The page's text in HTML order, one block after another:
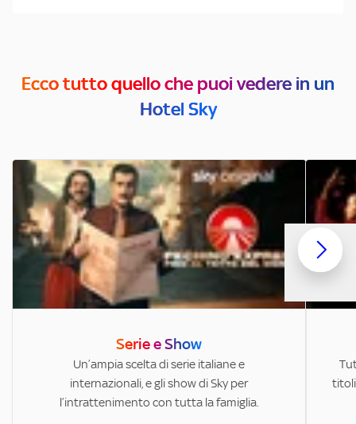
Ecco tutto quello che puoi vedere in un
Hotel Sky
Serie e Show
Un’ampia scelta di serie italiane e
internazionali, e gli show di Sky per
l’intrattenimento con tutta la famiglia.
titoli